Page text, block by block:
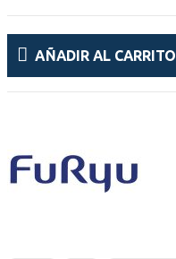
AÑADIR AL CARRITO